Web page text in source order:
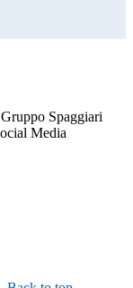
Spaggiari
Media